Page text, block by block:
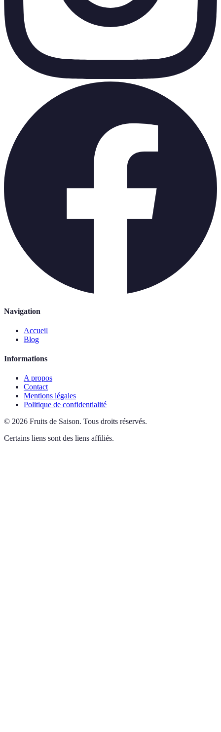
Navigation
Accueil
Blog
Informations
A propos
Contact
Mentions légales
Politique de confidentialité
© 2026 Fruits de Saison. Tous droits réservés.
Certains liens sont des liens affiliés.